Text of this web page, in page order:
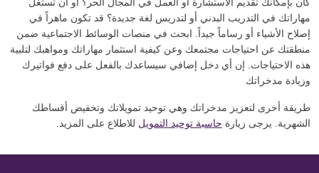
مهاراتك في التدريب البدني أو لتدريس لغة جديدة؟ قد تكون ماهراً في
إصلاح الأشياء أو رساماً جيداً. ابحث في منصات الوسائط الاجتماعية ضمن
منطقتك عن احتياجات مجتمعك وعن كيفية استثمار مهاراتك ومواهبك لتلبية
هذه الاحتياجات. إن أي دخل إضافي سيساعدك بالفعل على دفع فواتيرك
وزيادة مدخراتك
طريقة أخرى لتعزيز مدخراتك وهي توحيد تمويلاتك وتخفيض أقساطك
الشهرية. يرجى زيارة حاسبة توحيد التمويل للاطلاع على المزيد.